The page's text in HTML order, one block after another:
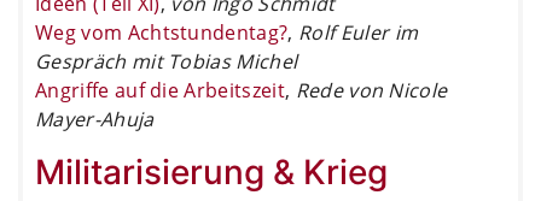
Weg vom Achtstundentag?, Rolf Euler im
Gespräch mit Tobias Michel
Angriffe auf die Arbeitszeit, Rede von Nicole
Mayer-Ahuja
Militarisierung & Krieg